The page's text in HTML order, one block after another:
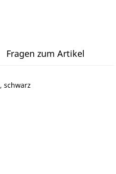
Fragen zum Artikel
schwarz